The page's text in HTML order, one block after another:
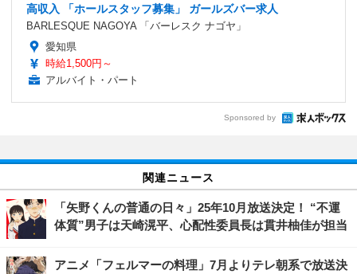
高収入 「ホールスタッフ募集」 ガールズバー求人
BARLESQUE NAGOYA 「バーレスク ナゴヤ」
愛知県
時給1,500円～
アルバイト・パート
Sponsored by
関連ニュース
「矢野くんの普通の日々」25年10月放送決定！ “不運
体質”男子は天崎滉平、心配性委員長は貫井柚佳が担当
アニメ「フェルマーの料理」7月よりテレ朝系で放送決